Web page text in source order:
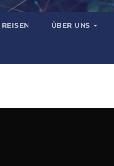
REISEN ÜBER UNS